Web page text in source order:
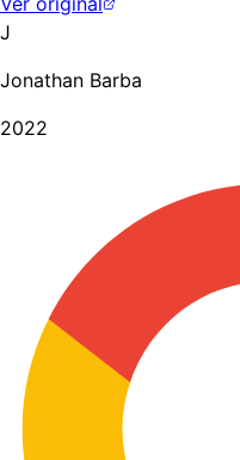
J
Jonathan Barba
2022